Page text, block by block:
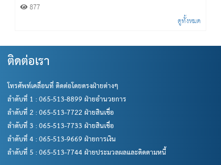
877
ดูทั้งหมด
ติดต่อเรา
โทรศัพท์เคลื่อนที่ ติดต่อโดยตรงฝ่ายต่างๆ
ลำดับที่ 1 : 065-513-8899 ฝ่ายอำนวยการ
ลำดับที่ 2 : 065-513-7722 ฝ่ายสินเชื่อ
ลำดับที่ 3 : 065-513-7733 ฝ่ายสินเชื่อ
ลำดับที่ 4 : 065-513-9669 ฝ่ายการเงิน
ลำดับที่ 5 : 065-513-7744 ฝ่ายประมวลผลและติดตามหนี้